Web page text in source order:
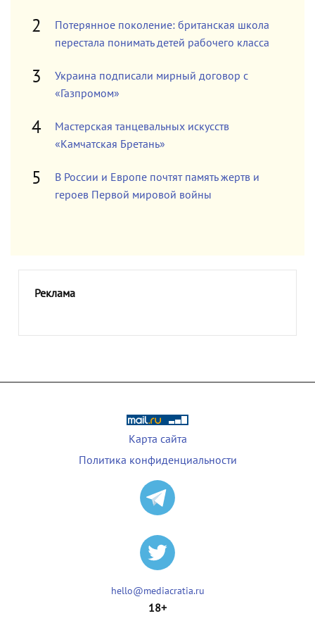
Потерянное поколение: британская школа
перестала понимать детей рабочего класса
Украина подписали мирный договор с
«Газпромом»
Мастерская танцевальных искусств
«Камчатская Бретань»
В России и Европе почтят память жертв и
героев Первой мировой войны
Реклама
Карта сайта
Политика конфиденциальности
hello@mediacratia.ru
18+